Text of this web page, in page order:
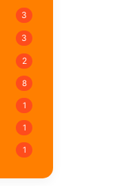
3
3
2
8
1
1
1